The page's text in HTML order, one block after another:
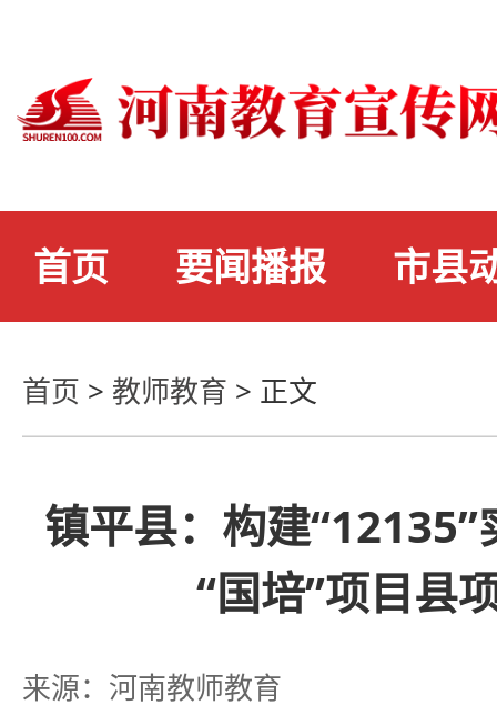
首页 要闻播报 市县
首页 > 教师教育 > 正文
镇平县：构建
“国培”项目县
来源：河南教师教育